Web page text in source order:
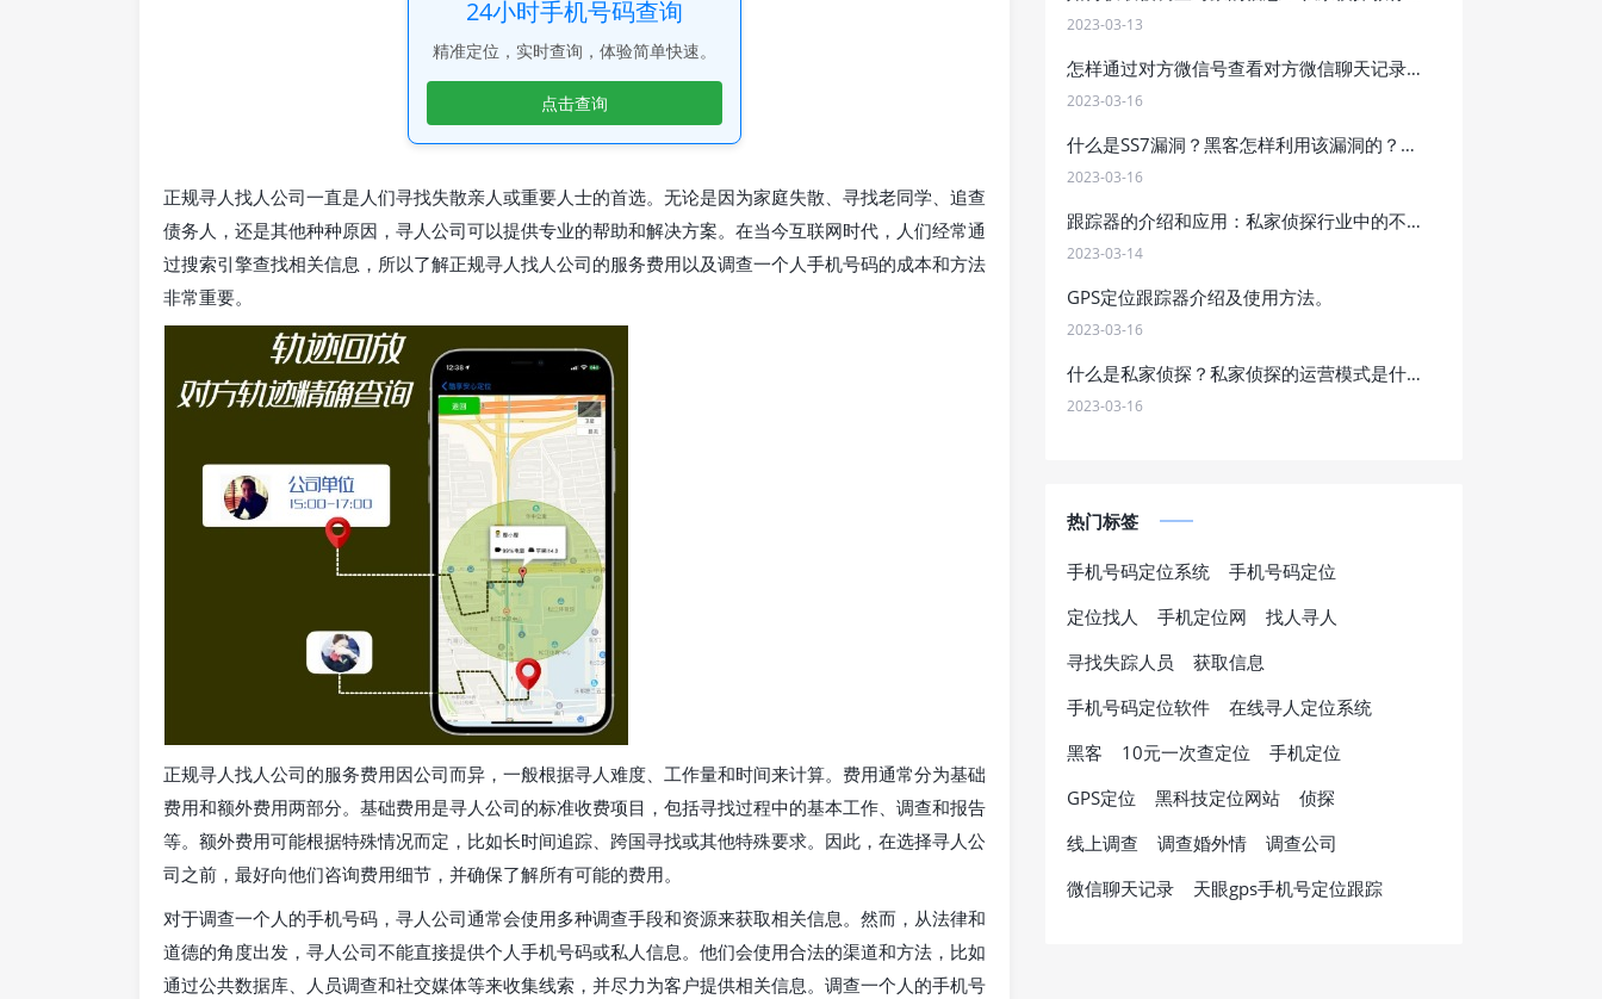
24小时手机号码查询
精准定位，实时查询，体验简单快速。
点击查询
正规寻人找人公司一直是人们寻找失散亲人或重要人士的首选。无论是因为家庭失散、寻找老同学、追查
债务人，还是其他种种原因，寻人公司可以提供专业的帮助和解决方案。在当今互联网时代，人们经常通
过搜索引擎查找相关信息，所以了解正规寻人找人公司的服务费用以及调查一个人手机号码的成本和方法
非常重要。
正规寻人找人公司的服务费用因公司而异，一般根据寻人难度、工作量和时间来计算。费用通常分为基础
费用和额外费用两部分。基础费用是寻人公司的标准收费项目，包括寻找过程中的基本工作、调查和报告
等。额外费用可能根据特殊情况而定，比如长时间追踪、跨国寻找或其他特殊要求。因此，在选择寻人公
司之前，最好向他们咨询费用细节，并确保了解所有可能的费用。
对于调查一个人的手机号码，寻人公司通常会使用多种调查手段和资源来获取相关信息。然而，从法律和
道德的角度出发，寻人公司不能直接提供个人手机号码或私人信息。他们会使用合法的渠道和方法，比如
通过公共数据库、人员调查和社交媒体等来收集线索，并尽力为客户提供相关信息。调查一个人的手机号
2023-03-13
怎样通过对方微信号查看对方微信聊天记录？
2023-03-16
什么是SS7漏洞？黑客怎样利用该漏洞的？他的危害是什么？
2023-03-16
跟踪器的介绍和应用：私家侦探行业中的不可或缺工具，如何合法合规地应用跟踪器进行调查工作？
2023-03-14
GPS定位跟踪器介绍及使用方法。
2023-03-16
什么是私家侦探？私家侦探的运营模式是什么？怎样找私家侦探？
2023-03-16
热门标签
手机号码定位系统
手机号码定位
定位找人
手机定位网
找人寻人
寻找失踪人员
获取信息
手机号码定位软件
在线寻人定位系统
黑客
10元一次查定位
手机定位
GPS定位
黑科技定位网站
侦探
线上调查
调查婚外情
调查公司
微信聊天记录
天眼gps手机号定位跟踪